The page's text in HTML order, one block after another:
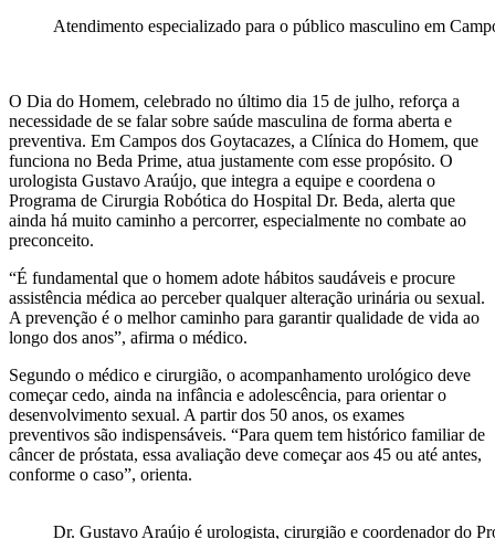
Atendimento especializado para o público masculino em
O Dia do Homem, celebrado no último dia 15 de julho, reforça a
necessidade de se falar sobre saúde masculina de forma aberta e
preventiva. Em Campos dos Goytacazes, a Clínica do Homem, que
funciona no Beda Prime, atua justamente com esse propósito. O
urologista Gustavo Araújo, que integra a equipe e coordena o
Programa de Cirurgia Robótica do Hospital Dr. Beda, alerta que
ainda há muito caminho a percorrer, especialmente no combate ao
preconceito.
“É fundamental que o homem adote hábitos saudáveis e procure
assistência médica ao perceber qualquer alteração urinária ou sexual.
A prevenção é o melhor caminho para garantir qualidade de vida ao
longo dos anos”, afirma o médico.
Segundo o médico e cirurgião, o acompanhamento urológico deve
começar cedo, ainda na infância e adolescência, para orientar o
desenvolvimento sexual. A partir dos 50 anos, os exames
preventivos são indispensáveis. “Para quem tem histórico familiar de
câncer de próstata, essa avaliação deve começar aos 45 ou até antes,
conforme o caso”, orienta.
Dr. Gustavo Araújo é urologista, cirurgião e coordenador do